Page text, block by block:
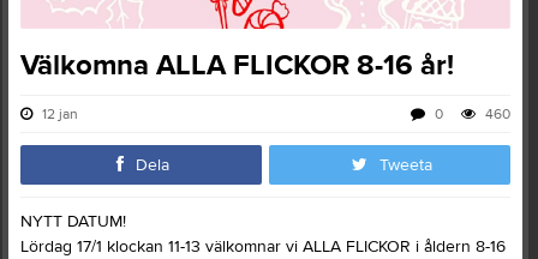
Välkomna ALLA FLICKOR 8-16 år!
12 jan 460
0
Dela Tweeta
NYTT DATUM!
Lördag 17/1 klockan 11-13 välkomnar vi ALLA FLICKOR i åldern 8-16